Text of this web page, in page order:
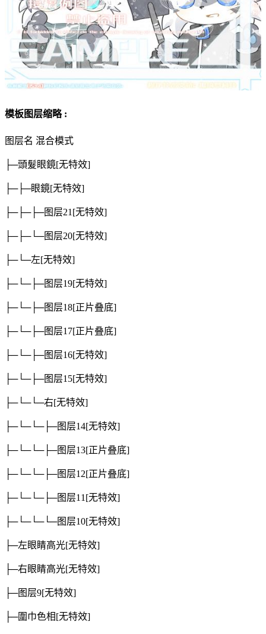
模板图层缩略 :
图层名 混合模式
├─頭髮眼鏡[无特效]
├─├─眼鏡[无特效]
├─├─├─图层21 [无特效]
├─├─└─图层20[无特效]
├─└─左[无特效]
├─└─├─图层19[无特效]
├─└─├─图层18[正片叠底]
├─└─├─图层17[正片叠底]
├─└─├─图层16[无特效]
├─└─├─图层15[无特效]
├─└─└─右[无特效]
├─└─└─├─图层14[无特效]
├─└─└─├─图层13[正片叠底]
├─└─└─├─图层12[正片叠底]
├─└─└─├─图层11 [无特效]
├─└─└─└─图层10[无特效]
├─左眼睛高光[无特效]
├─右眼睛高光[无特效]
├─图层9[无特效]
├─圍巾色相[无特效]